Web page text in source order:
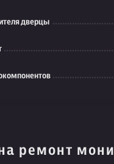
дверцы
ремонт